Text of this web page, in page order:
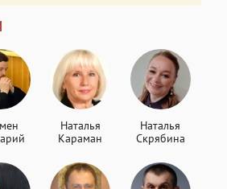
Наталья
Караман
Наталья
Скрябина